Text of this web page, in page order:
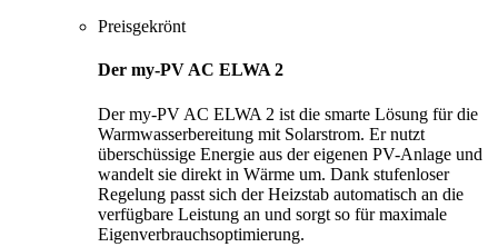
Preisgekrönt
Der my-PV AC ELWA 2
Der my-PV AC ELWA 2 ist die smarte Lösung für die
Warmwasserbereitung mit Solarstrom. Er nutzt
überschüssige Energie aus der eigenen PV-Anlage und
wandelt sie direkt in Wärme um. Dank stufenloser
Regelung passt sich der Heizstab automatisch an die
verfügbare Leistung an und sorgt so für maximale
Eigenverbrauchsoptimierung.